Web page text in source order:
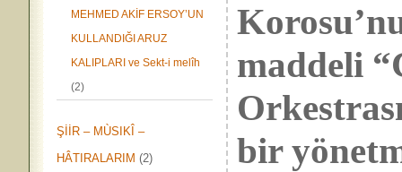
MEHMED AKİF ERSOY’UN
KULLANDIĞI ARUZ
KALIPLARI ve Sekt-i melîh
(2)
ŞİİR – MÙSIKÎ –
HÂTIRALARIM (2)
maddeli
bir